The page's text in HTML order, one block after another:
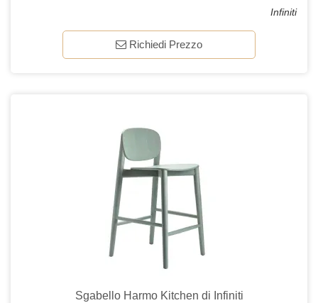
Infiniti
Richiedi Prezzo
Sgabello Harmo Kitchen di Infiniti